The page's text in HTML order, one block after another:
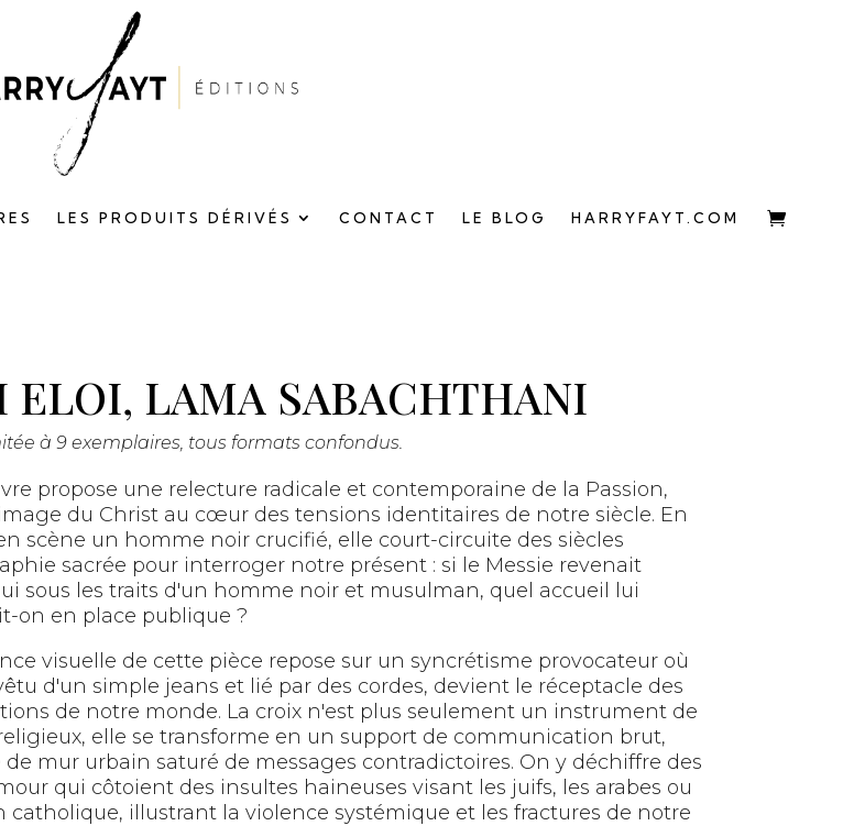
LES PRODUITS DÉRIVÉS CONTACT LE BLOG HARRYFAYT.COM
ELOI, LAMA SABACHTHANI
à 9 exemplaires, tous formats confondus.
propose une relecture radicale et contemporaine de la Passion,
du Christ au cœur des tensions identitaires de notre siècle. En
scène un homme noir crucifié, elle court-circuite des siècles
sacrée pour interroger notre présent : si le Messie revenait
sous les traits d'un homme noir et musulman, quel accueil lui
on en place publique ?
visuelle de cette pièce repose sur un syncrétisme provocateur où
d'un simple jeans et lié par des cordes, devient le réceptacle des
de notre monde. La croix n'est plus seulement un instrument de
elle se transforme en un support de communication brut,
de mur urbain saturé de messages contradictoires. On y déchiffre des
qui côtoient des insultes haineuses visant les juifs, les arabes ou
catholique, illustrant la violence systémique et les fractures de notre